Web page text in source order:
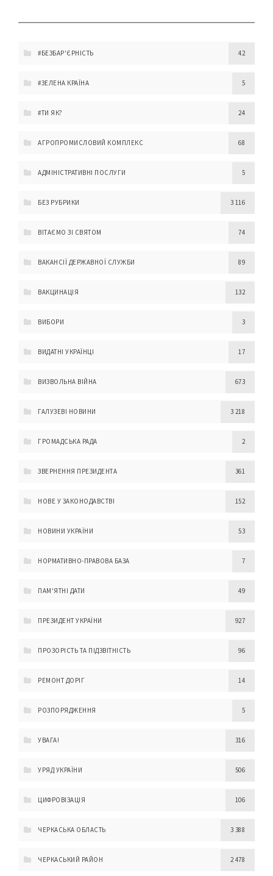
#БЕЗБАР'ЄРНІСТЬ 42
#ЗЕЛЕНА КРАЇНА 5
#ТИ ЯК? 24
АГРОПРОМИСЛОВИЙ КОМПЛЕКС 68
АДМІНІСТРАТИВНІ ПОСЛУГИ 5
БЕЗ РУБРИКИ 3 116
ВІТАЄМО ЗІ СВЯТОМ 74
ВАКАНСІЇ ДЕРЖАВНОЇ СЛУЖБИ 89
ВАКЦИНАЦІЯ 132
ВИБОРИ 3
ВИДАТНІ УКРАЇНЦІ 17
ВИЗВОЛЬНА ВІЙНА 673
ГАЛУЗЕВІ НОВИНИ 3 218
ГРОМАДСЬКА РАДА 2
ЗВЕРНЕННЯ ПРЕЗИДЕНТА 361
НОВЕ У ЗАКОНОДАВСТВІ 152
НОВИНИ УКРАЇНИ 53
НОРМАТИВНО-ПРАВОВА БАЗА 7
ПАМ'ЯТНІ ДАТИ 49
ПРЕЗИДЕНТ УКРАЇНИ 927
ПРОЗОРІСТЬ ТА ПІДЗВІТНІСТЬ 96
РЕМОНТ ДОРІГ 14
РОЗПОРЯДЖЕННЯ 5
УВАГА! 316
УРЯД УКРАЇНИ 506
ЦИФРОВІЗАЦІЯ 106
ЧЕРКАСЬКА ОБЛАСТЬ 3 388
ЧЕРКАСЬКИЙ РАЙОН 2 478